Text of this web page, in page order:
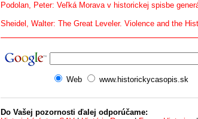
Podolan, Peter: Veľká Morava v historickej spisbe
Sheidel, Walter: The Great Leveler. Violence and the
Web www.historickycasopis.sk
Do Vašej pozornosti ďalej odporúčame: